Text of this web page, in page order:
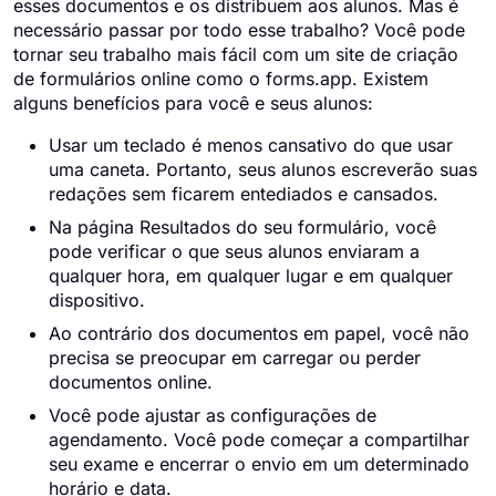
esses documentos e os distribuem aos alunos. Mas é
necessário passar por todo esse trabalho? Você pode
tornar seu trabalho mais fácil com um site de criação
de formulários online como o forms.app. Existem
alguns benefícios para você e seus alunos:
Usar um teclado é menos cansativo do que usar
uma caneta. Portanto, seus alunos escreverão suas
redações sem ficarem entediados e cansados.
Na página Resultados do seu formulário, você
pode verificar o que seus alunos enviaram a
qualquer hora, em qualquer lugar e em qualquer
dispositivo.
Ao contrário dos documentos em papel, você não
precisa se preocupar em carregar ou perder
documentos online.
Você pode ajustar as configurações de
agendamento. Você pode começar a compartilhar
seu exame e encerrar o envio em um determinado
horário e data.